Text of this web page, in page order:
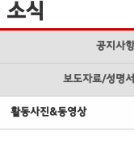
소식
공지사항
보도자료/성명서
활동사진&동영상